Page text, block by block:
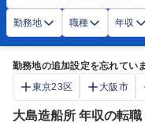
勤務地 職種 年収
勤務地の追加設定を忘れてい
東京23区
大阪市
大島造船所 年収の転